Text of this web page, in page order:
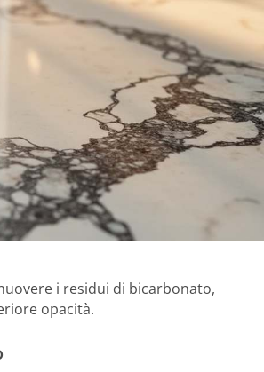
i residui di bicarbonato,
opacità.